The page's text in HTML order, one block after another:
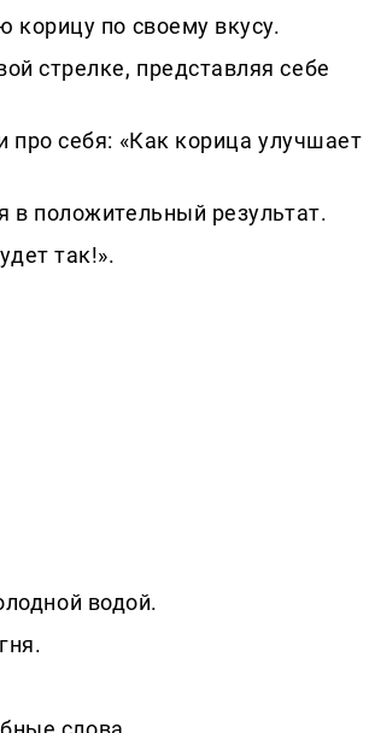
корицу по своему вкусу.
стрелке, представляя себе
про себя: «Как корица улучшает
в положительный результат.
так!».
водой.